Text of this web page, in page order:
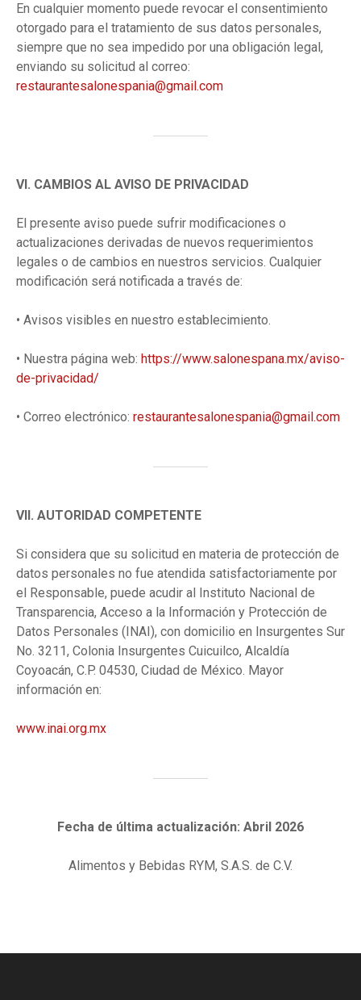
En cualquier momento puede revocar el consentimiento
otorgado para el tratamiento de sus datos personales,
siempre que no sea impedido por una obligación legal,
enviando su solicitud al correo:
restaurantesalonespania@gmail.com
VI. CAMBIOS AL AVISO DE PRIVACIDAD
El presente aviso puede sufrir modificaciones o
actualizaciones derivadas de nuevos requerimientos
legales o de cambios en nuestros servicios. Cualquier
modificación será notificada a través de:
• Avisos visibles en nuestro establecimiento.
• Nuestra página web: https://www.salonespana.mx/aviso-
de-privacidad/
• Correo electrónico: restaurantesalonespania@gmail.com
VII. AUTORIDAD COMPETENTE
Si considera que su solicitud en materia de protección de
datos personales no fue atendida satisfactoriamente por
el Responsable, puede acudir al Instituto Nacional de
Transparencia, Acceso a la Información y Protección de
Datos Personales (INAI), con domicilio en Insurgentes Sur
No. 3211, Colonia Insurgentes Cuicuilco, Alcaldía
Coyoacán, C.P. 04530, Ciudad de México. Mayor
información en:
www.inai.org.mx
Fecha de última actualización: Abril 2026
Alimentos y Bebidas RYM, S.A.S. de C.V.